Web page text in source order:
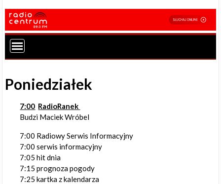
Poniedziałek
7:00 RadioRanek
Budzi Maciek Wróbel
7:00 Radiowy Serwis Informacyjny
7:00 serwis informacyjny
7:05 hit dnia
7:15 prognoza pogody
7:25 kartka z kalendarza